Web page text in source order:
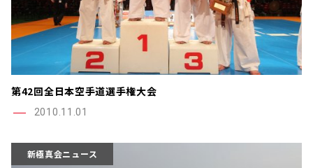
第42回全日本空手道選手権大会
2010.11.01
新極真会ニュース